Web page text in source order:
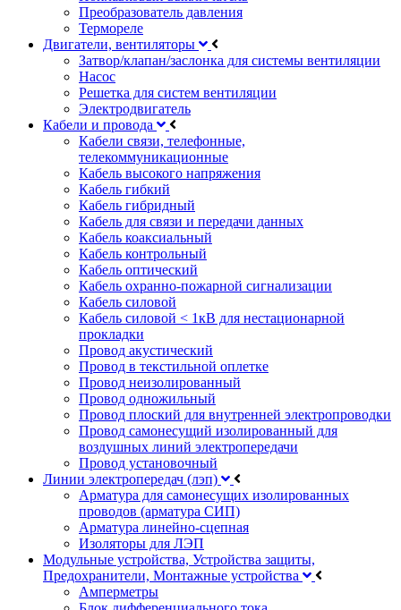
Преобразователь давления
Термореле
Двигатели, вентиляторы
Затвор/клапан/заслонка для системы вентиляции
Насос
Решетка для систем вентиляции
Электродвигатель
Кабели и провода
Кабели связи, телефонные,
телекоммуникационные
Кабель высокого напряжения
Кабель гибкий
Кабель гибридный
Кабель для связи и передачи данных
Кабель коаксиальный
Кабель контрольный
Кабель оптический
Кабель охранно-пожарной сигнализации
Кабель силовой
Кабель силовой < 1кВ для нестационарной
прокладки
Провод акустический
Провод в текстильной оплетке
Провод неизолированный
Провод одножильный
Провод плоский для внутренней электропроводки
Провод самонесущий изолированный для
воздушных линий электропередачи
Провод установочный
Линии электропередач (лэп)
Арматура для самонесущих изолированных
проводов (арматура СИП)
Арматура линейно-сцепная
Изоляторы для ЛЭП
Модульные устройства, Устройства защиты,
Предохранители, Монтажные устройства
Амперметры